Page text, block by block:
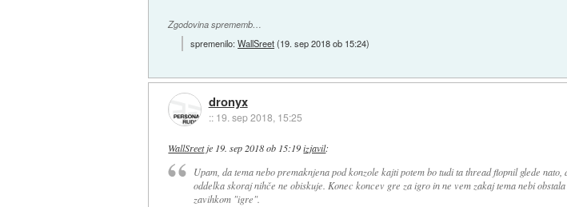
Zgodovina sprememb…
spremenilo:WallSreet(19. sep 2018 ob 15:24)
dronyx
:: 19. sep 2018, 15:25
WallSreetje 19. sep 2018 ob 15:19 izjavil:
Upam, da tema nebo premaknjena pod konzole kajti potem bo tudi ta thread flopnil glede nato,
oddelka skoraj nihče ne obiskuje. Konec koncev gre za igro in ne vem zakaj tema nebi obstala
zavihkom "igre".